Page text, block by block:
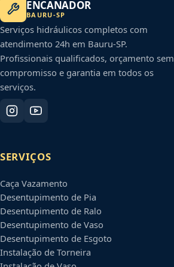
ENCANADOR
BAURU-SP
Serviços hidráulicos completos com
atendimento 24h em Bauru-SP.
Profissionais qualificados, orçamento sem
compromisso e garantia em todos os
serviços.
SERVIÇOS
Caça Vazamento
Desentupimento de Pia
Desentupimento de Ralo
Desentupimento de Vaso
Desentupimento de Esgoto
Instalação de Torneira